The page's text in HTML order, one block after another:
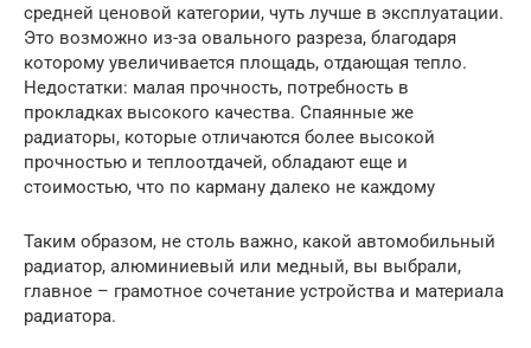
средней ценовой категории, чуть лучше в эксплуатации.
Это возможно из-за овального разреза, благодаря
которому увеличивается площадь, отдающая тепло.
Недостатки: малая прочность, потребность в
прокладках высокого качества. Спаянные же
радиаторы, которые отличаются более высокой
прочностью и теплоотдачей, обладают еще и
стоимостью, что по карману далеко не каждому
Таким образом, не столь важно, какой автомобильный
радиатор, алюминиевый или медный, вы выбрали,
главное – грамотное сочетание устройства и материала
радиатора.